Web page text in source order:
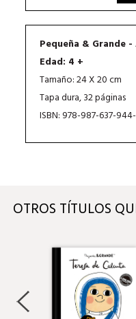
Pequeña & Grande
Edad: 4 +
Tamaño: 24 X 20 cm
Tapa dura, 32 páginas
ISBN: 978-987-637-
OTROS TÍTULOS